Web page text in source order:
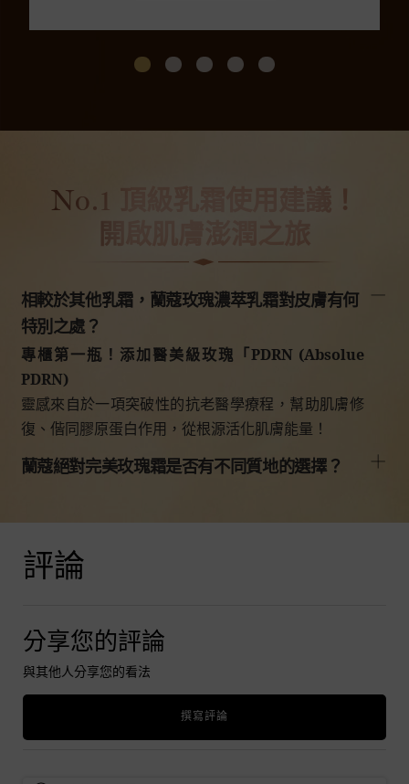
No.1
頂級乳霜使用建議！
開啟肌膚澎潤之旅
相較於其他乳霜，蘭蔻玫瑰濃萃乳霜對皮膚有何
特別之處？
專櫃第一瓶！添加醫美級玫瑰「PDRN (Absolue
PDRN)
靈感來自於一項突破性的抗老醫學療程，幫助肌膚修
復、偕同膠原蛋白作用，從根源活化肌膚能量！
蘭蔻絕對完美玫瑰霜是否有不同質地的選擇？
評論
分享您的評論
與其他人分享您的看法
撰寫評論